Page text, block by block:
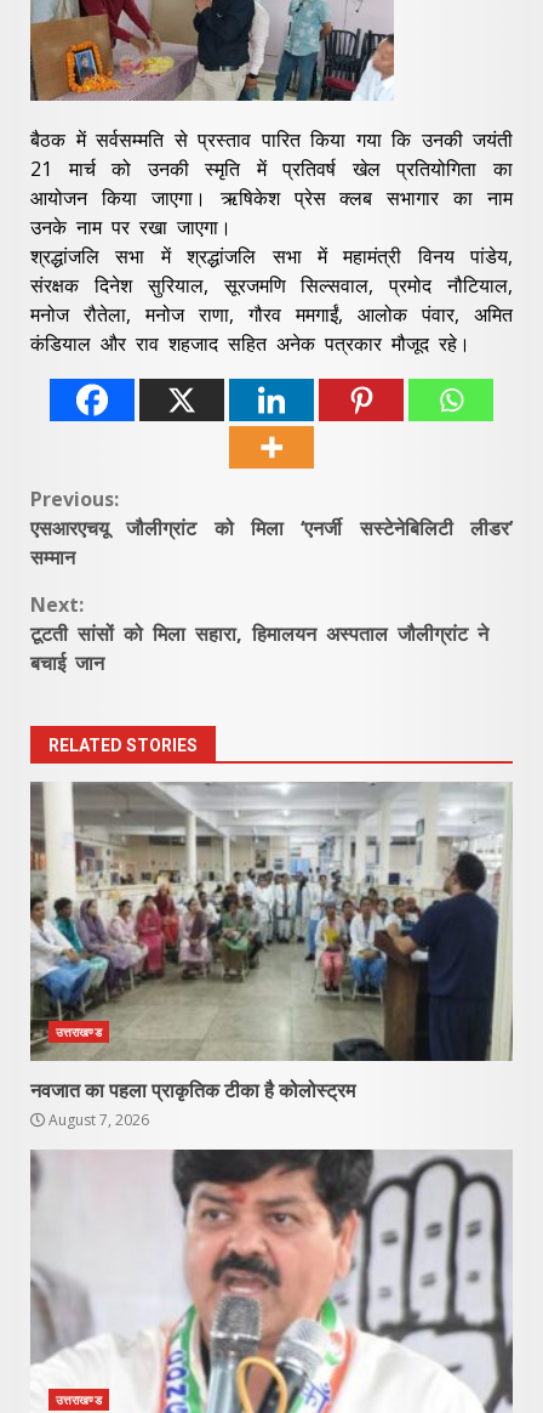
बैठक में सर्वसम्मति से प्रस्ताव पारित किया गया कि उनकी जयंती
21 मार्च को उनकी स्मृति में प्रतिवर्ष खेल प्रतियोगिता का
आयोजन किया जाएगा। ऋषिकेश प्रेस क्लब सभागार का नाम
उनके नाम पर रखा जाएगा।
श्रद्धांजलि सभा में श्रद्धांजलि सभा में महामंत्री विनय पांडेय,
संरक्षक दिनेश सुरियाल, सूरजमणि सिल्सवाल, प्रमोद नौटियाल,
मनोज रौतेला, मनोज राणा, गौरव ममगाईं, आलोक पंवार, अमित
कंडियाल और राव शहजाद सहित अनेक पत्रकार मौजूद रहे।
Continue
Reading
Previous:
एसआरएचयू जौलीग्रांट को मिला ‘एनर्जी सस्टेनेबिलिटी लीडर’
सम्मान
Next:
टूटती सांसों को मिला सहारा, हिमालयन अस्पताल जौलीग्रांट ने
बचाई जान
RELATED STORIES
उत्तराखण्ड
नवजात का पहला प्राकृतिक टीका है कोलोस्ट्रम
August 7, 2026
उत्तराखण्ड